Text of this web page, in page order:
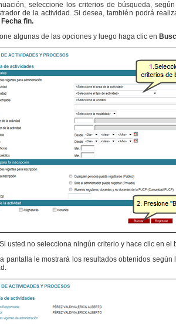
seleccione los criterios de búsqueda,
de la actividad. Si desea, también podrá
Fecha fin.
algunas de las opciones y luego haga clic en
Si usted no selecciona ningún criterio y hace clic en el
pantalla le mostrará los resultados obtenidos